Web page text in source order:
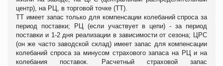
центр), на РЦ, в торговой точке (ТТ).
ТТ имеет запас только для компенсации колебаний спроса за
период поставки; РЦ (если участвует в цепи) - за период
поставки и 1-2 дня реализации в зависимости от сезона; ЦРС
(он же часто заводской склад) имеет запас для компенсации
колебаний спроса за минусом страхового запаса на РЦ и на
колебания поставок. Расчетный страховой запас